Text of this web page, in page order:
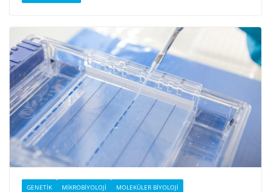
GENETIK MIKROBIYOLOJI MOLEKÜLER BIYOLOJI